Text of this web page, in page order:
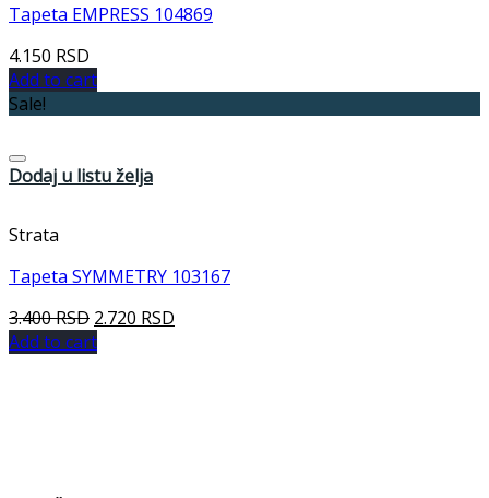
Tapeta EMPRESS 104869
4.150 RSD
Add to cart
Sale!
Dodaj u listu želja
Strata
Tapeta SYMMETRY 103167
3.400RSD 2.720 RSD
Add to cart